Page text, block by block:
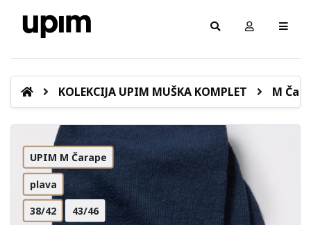
KOLEKCIJA UPIM MUŠKA KOMPLET M
UPIM M Čarape
plava
38/42 43/46